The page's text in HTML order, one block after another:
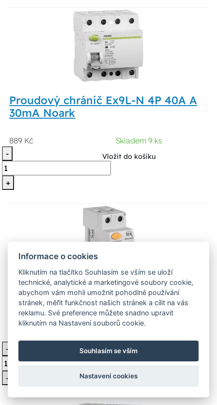
Proudový chránič Ex9L-N 4P 40A A
30mA Noark
889 Kč
Skladem 9 ks
-
+
Vložit do košíku
KRD6-2/16/10 16A proudový chránič
Proudový chránič.
-
+
Vložit do košíku
Informace o cookies
Kliknutím na tlačítko Souhlasím se vším se uloží
technické, analytické a marketingové soubory cookie,
abychom vám mohli umožnit pohodlné používání
stránek, měřit funkčnost našich stránek a cílit na vás
reklamu. Své preference můžete snadno upravit
kliknutím na Nastavení souborů cookie.
Souhlasím se vším
Nastavení cookies